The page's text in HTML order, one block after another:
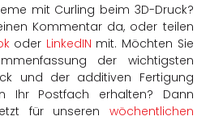
mit Curling beim 3D-Druck?
Kommentar da, oder teilen
oder LinkedIN mit. Möchten Sie
der wichtigsten
und der additiven Fertigung
Ihr Postfach erhalten? Dann
für unseren wöchentlichen